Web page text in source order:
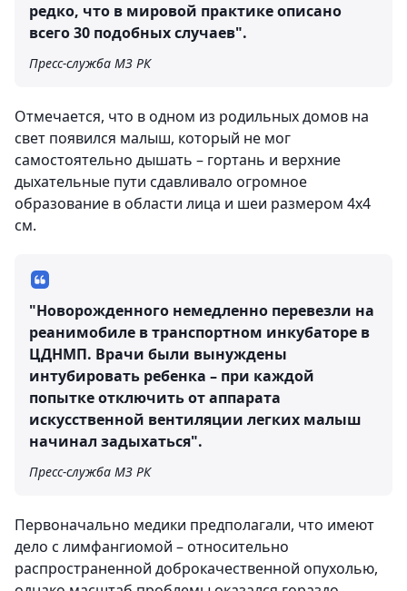
редко, что в мировой практике описано
всего 30 подобных случаев".
Пресс-служба МЗ РК
Отмечается, что в одном из родильных домов на
свет появился малыш, который не мог
самостоятельно дышать – гортань и верхние
дыхательные пути сдавливало огромное
образование в области лица и шеи размером 4х4
см.
"Новорожденного немедленно перевезли на
реанимобиле в транспортном инкубаторе в
ЦДНМП. Врачи были вынуждены
интубировать ребенка – при каждой
попытке отключить от аппарата
искусственной вентиляции легких малыш
начинал задыхаться".
Пресс-служба МЗ РК
Первоначально медики предполагали, что имеют
дело с лимфангиомой – относительно
распространенной доброкачественной опухолью,